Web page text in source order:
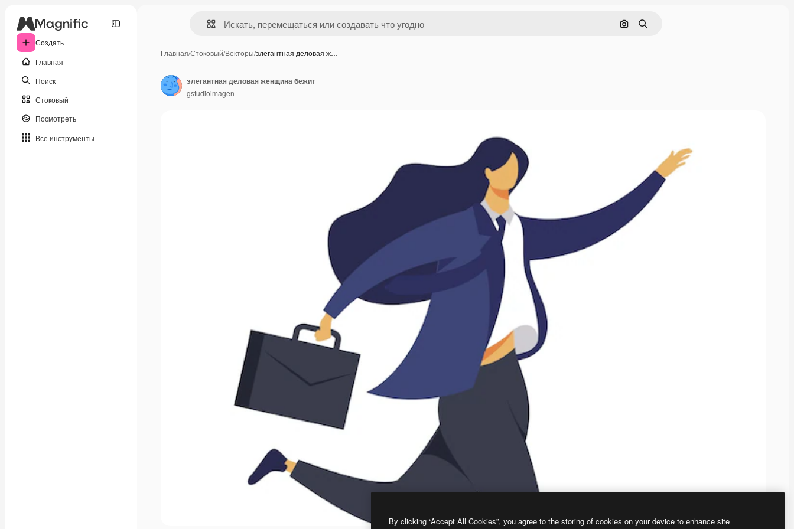
Создать
Главная
Поиск
Стоковый
Посмотреть
Все инструменты
Поиск по изображению
Поиск
Главная/Стоковый/Векторы/элегантная деловая ж…
элегантная деловая женщина бежит
gstudioimagen
By clicking “Accept All Cookies”, you agree to the storing of cookies on your device to enhance site